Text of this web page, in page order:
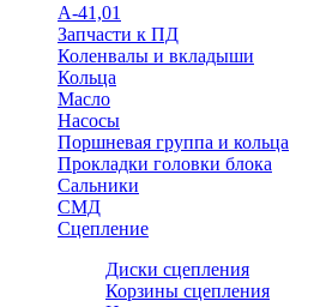
А-41,01
Запчасти к ПД
Коленвалы и вкладыши
Кольца
Масло
Насосы
Поршневая группа и кольца
Прокладки головки блока
Сальники
СМД
Сцепление
Диски сцепления
Корзины сцепления